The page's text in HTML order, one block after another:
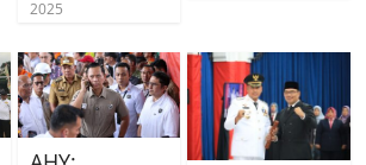
2025